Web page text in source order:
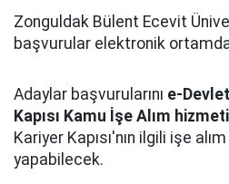
Zonguldak Bülent Ecevit
başvurular elektronik
Adaylar başvurularını e-
Kapısı Kamu İşe Alım hizmeti
Kariyer Kapısı'nın ilgili işe
yapabilecek.